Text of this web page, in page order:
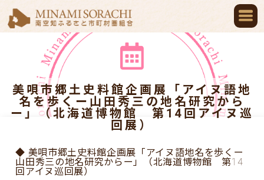
美唄市郷土史料館企画展「アイヌ語地
名を歩くー山田秀三の地名研究から
ー」（北海道博物館 第14回アイヌ巡
回展）
◆ 美唄市郷土史料館企画展「アイヌ語地名を歩くー
山田秀三の地名研究からー」（北海道博物館 第14
回アイヌ巡回展）